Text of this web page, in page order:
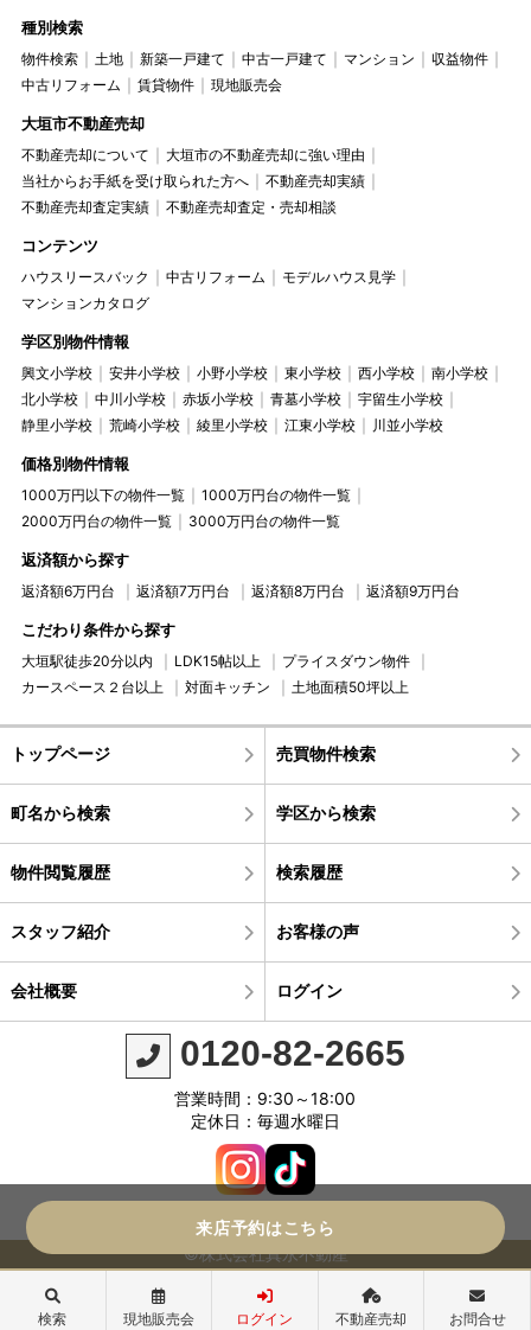
種別検索
物件検索 土地 新築一戸建て 中古一戸建て マンション
収益物件
中古リフォーム
賃貸物件 現地販売会
大垣市不動産売却
不動産売却について
大垣市の不動産売却に強い理由
当社からお手紙を受け取られた方へ
不動産売却実績
不動産売却査定実績
不動産売却査定・売却相談
コンテンツ
ハウスリースバック 中古リフォーム
モデルハウス見学
マンションカタログ
学区別物件情報
興文小学校 安井小学校 小野小学校 東小学校 西小学校
南小学校
北小学校
中川小学校 赤坂小学校 青墓小学校
宇留生小学校
静里小学校
荒崎小学校 綾里小学校 江東小学校 川並小学校
価格別物件情報
1000万円以下の物件一覧
1000万円台の物件一覧
2000万円台の物件一覧
3000万円台の物件一覧
返済額から探す
返済額6万円台 返済額7万円台 返済額8万円台 返済額9万円台
こだわり条件から探す
大垣駅徒歩20分以内 LDK15帖以上
プライスダウン物件
カースペース２台以上
対面キッチン 土地面積50坪以上
トップページ 売買物件検索
町名から検索 学区から検索
物件閲覧履歴 検索履歴
スタッフ紹介 お客様の声
会社概要 ログイン
0120-82-2665
営業時間：9:30～18:00
定休日：毎週水曜日
©株式会社真永不動産
来店予約はこちら
検索 現地販売会 ログイン 不動産売却 お問合せ